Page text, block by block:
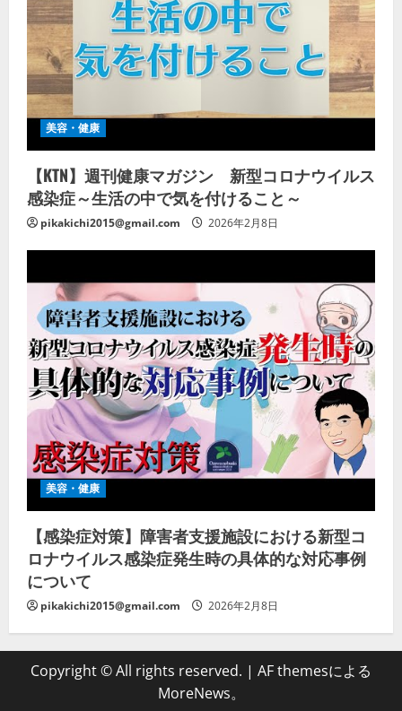
美容・健康
【KTN】週刊健康マガジン 新型コロナウイルス
感染症～生活の中で気を付けること～
pikakichi2015@gmail.com 2026年2月8日
美容・健康
【感染症対策】障害者支援施設における新型コ
ロナウイルス感染症発生時の具体的な対応事例
について
pikakichi2015@gmail.com 2026年2月8日
Copyright © All rights reserved. | AF themesによる
MoreNews。